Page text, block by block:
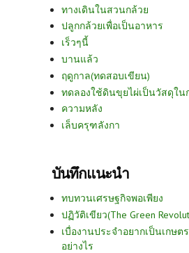
ทางเดินในสวนกล้วย
ปลูกกล้วยเพื่อเป็นอาหาร
เร็วๆนี้
บานแล้ว
ฤดูกาล(ทดสอบเขียน)
ทดลองใช้ดินขุยไผ่เป็นวัสดุใน
ความหลัง
เล็บครุฑลังกา
บันทึกแนะนำ
ทบทวนเศรษฐกิจพอเพียง
ปฏิวัติเขียว(The Green
เบื่องานประจำอยากเป็นเกษต
อย่างไร